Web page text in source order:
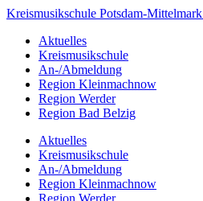
Kreismusikschule Potsdam-Mittelmark
Aktuelles
Kreismusikschule
An-/Abmeldung
Region Kleinmachnow
Region Werder
Region Bad Belzig
Aktuelles
Kreismusikschule
An-/Abmeldung
Region Kleinmachnow
Region Werder